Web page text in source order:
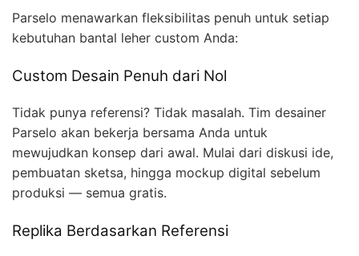
Parselo menawarkan fleksibilitas penuh untuk setiap
kebutuhan bantal leher custom Anda:
Custom Desain Penuh dari Nol
Tidak punya referensi? Tidak masalah. Tim desainer
Parselo akan bekerja bersama Anda untuk
mewujudkan konsep dari awal. Mulai dari diskusi ide,
pembuatan sketsa, hingga mockup digital sebelum
produksi — semua gratis.
Replika Berdasarkan Referensi